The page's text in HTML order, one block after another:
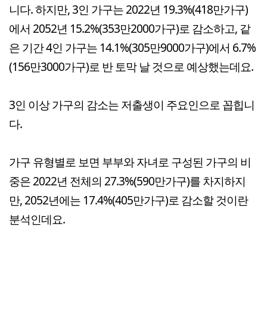
니다. 하지만, 3인 가구는 2022년 19.3%(418만가구)
에서 2052년 15.2%(353만2000가구)로 감소하고, 같
은 기간 4인 가구는 14.1%(305만9000가구)에서 6.7%
(156만3000가구)로 반 토막 날 것으로 예상했는데요.
3인 이상 가구의 감소는 저출생이 주요인으로 꼽힙니
다.
가구 유형별로 보면 부부와 자녀로 구성된 가구의 비
중은 2022년 전체의 27.3%(590만가구)를 차지하지
만, 2052년에는 17.4%(405만가구)로 감소할 것이란
분석인데요.